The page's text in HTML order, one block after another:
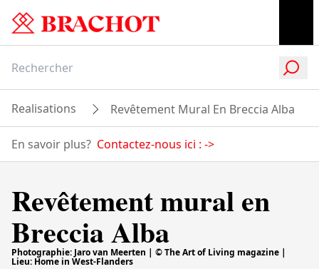
Realisations Revêtement Mural En Breccia Alba
En savoir plus? Contactez-nous ici : ->
Revêtement mural en
Breccia Alba
Photographie: Jaro van Meerten | © The Art of Living magazine |
Lieu: Home in West-Flanders